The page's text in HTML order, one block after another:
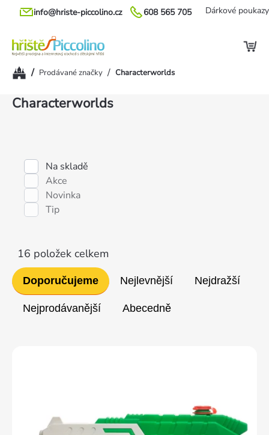
Přejít
608 565 705
info@hriste-piccolino.cz Dárkové poukazy
Domů/ Prodávané značky / Characterworlds
Characterworlds
Na skladě
Akce
Novinka
Tip
Řazení
produktů
Doporučujeme Nejlevnější Nejdražší
Nejprodávanější Abecedně
16 položek celkem
Výpis